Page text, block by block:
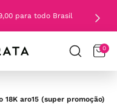
para todo Brasil
0
18K aro15 (super promoção)